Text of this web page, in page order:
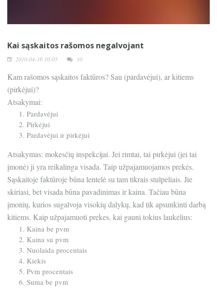
Kai sąskaitos rašomos negalvojant
2010-04-16 10:05 10
Kam rašomos sąskaitos faktūros? Sau (pardavėjui), ar kitiems
(pirkėjui)?
Atsakymai:
Pardavėjui
Pirkėjui
Pardavėjui ir pirkėjui
Atsakymas: mokesčių inspekcijai. Jei rimtai, tai pirkėjui (jei tai
įmonė) ji yra reikalinga visada. Taip užpajamuojamos prekės.
Sąskaitoje faktūroje būna lentelė su tam tikrais stulpeliais. Jie
skiriasi, bet visada būna pavadinimas ir kaina. Tačiau būna
įmonių, kurios sugalvoja visokių dalykų, kad tik apsunkinti darbą
kitiems. Kaip užpajamuoti prekes, kai gauni tokius laukelius:
Kaina be pvm
Kaina su pvm
Nuolaida procentais
Kiekis
Pvm procentais
Suma be pvm